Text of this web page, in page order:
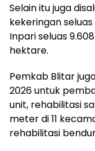
Selain itu juga
kekeringan
Inpari seluas
hektare.
Pemkab Blitar
2026 untuk
unit, rehabilitasi
meter di 11
rehabilitasi